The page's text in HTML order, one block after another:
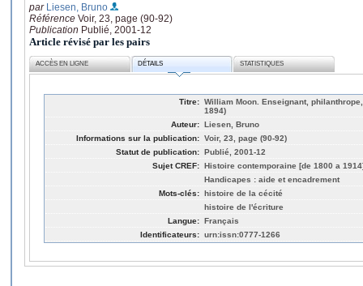
par Liesen, Bruno
Référence Voir, 23, page (90-92)
Publication Publié, 2001-12
Article révisé par les pairs
ACCÈS EN LIGNE DÉTAILS STATISTIQUES
Titre: William Moon. Enseignant,
1894)
Auteur: Liesen, Bruno
Informations sur la publication: Voir, 23, page (90-92)
Statut de publication: Publié, 2001-12
Sujet CREF: Histoire contemporaine [de 1800 a
Handicapes : aide et encadrement
Mots-clés: histoire de la cécité
histoire de l'écriture
Langue: Français
Identificateurs: urn:issn:0777-1266